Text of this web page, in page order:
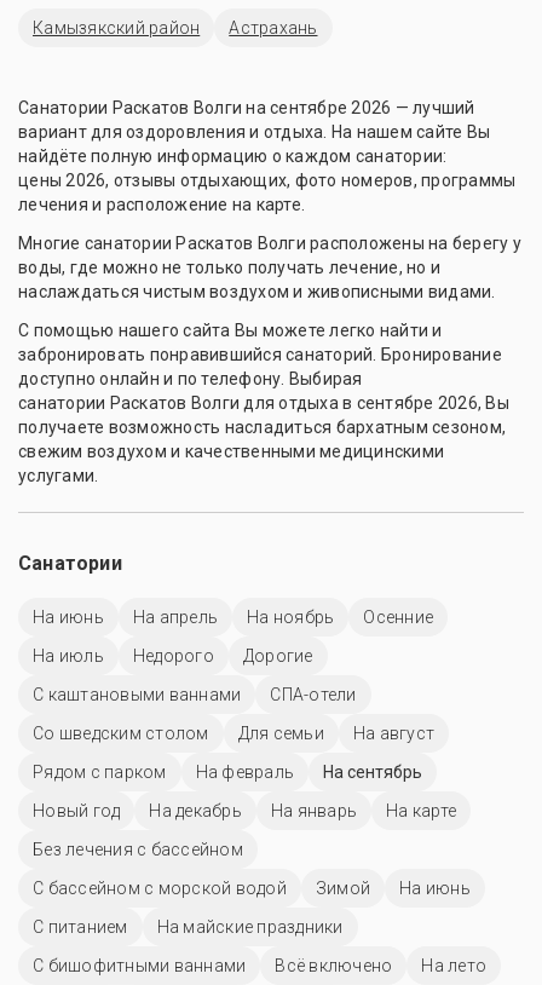
Камызякский район Астрахань
Санатории Раскатов Волги на сентябре 2026 — лучший
вариант для оздоровления и отдыха. На нашем сайте Вы
найдёте полную информацию о каждом санатории:
цены 2026, отзывы отдыхающих, фото номеров, программы
лечения и расположение на карте.
Многие санатории Раскатов Волги расположены на берегу у
воды, где можно не только получать лечение, но и
наслаждаться чистым воздухом и живописными видами.
С помощью нашего сайта Вы можете легко найти и
забронировать понравившийся санаторий. Бронирование
доступно онлайн и по телефону. Выбирая
санатории Раскатов Волги для отдыха в сентябре 2026, Вы
получаете возможность насладиться бархатным сезоном,
свежим воздухом и качественными медицинскими
услугами.
Санатории
На июнь На апрель На ноябрь
Осенние
На июль
Недорого
Дорогие
С каштановыми ваннами
СПА-отели
Со шведским столом
Для семьи
На август
Рядом с парком
На февраль
На сентябрь
Новый год
На декабрь На январь
На карте
Без лечения с бассейном
С бассейном с морской водой
Зимой
На июнь
С питанием
На майские праздники
С бишофитными ваннами
Всё включено
На лето